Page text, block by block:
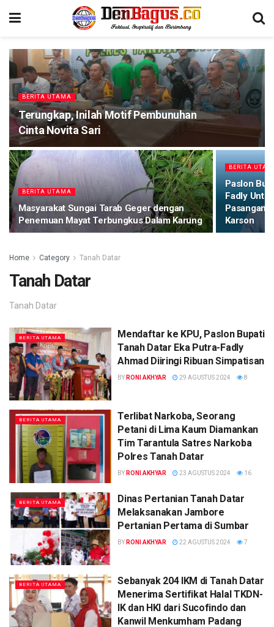
BERITA UTAMA
Terungkap, Inilah Motif Pembunuhan
Cinta Novita Sari
BERITA UTAMA
Masyarakat Sungai Tarab Geger dengan
Penemuan Mayat Terbungkus Dalam Karung
BERITA
Paslon
Fadly
Pasangan
Karson
Home Category Tanah Datar
Tanah Datar
Tanah Datar
BERITA UTAMA
Mendaftar ke KPU, Paslon Bupati
Tanah Datar Eka Putra-Fadly
Ahmad Diiringi Ribuan Simpatisan
BY RONI AKHYAR 29 AGUSTUS 2024 8
BERITA UTAMA
Terlibat Narkoba, Seorang
Petani di Lima Kaum Diamankan
Tim Tarantula Satres Narkoba
Polres Tanah Datar
BY RONI AKHYAR 23 AGUSTUS 2024 16
BERITA UTAMA
Dinas Pertanian Tanah Datar
Melaksanakan Jambore
Pertanian Pertama di Sumbar
BY RONI AKHYAR 22 AGUSTUS 2024 7
BERITA UTAMA
Sebanyak 204 IKM di Tanah Datar
Menerima Sertifikat Halal TKDN-
IK dan HKI dari Sucofindo dan
Kanwil Menkumham Padang